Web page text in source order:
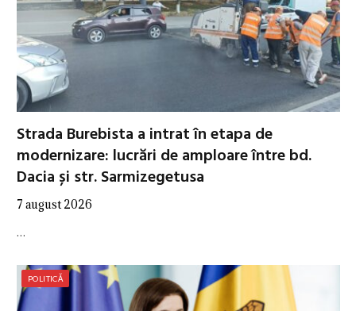
Strada Burebista a intrat în etapa de
modernizare: lucrări de amploare între bd.
Dacia și str. Sarmizegetusa
7 august 2026
…
POLITICĂ